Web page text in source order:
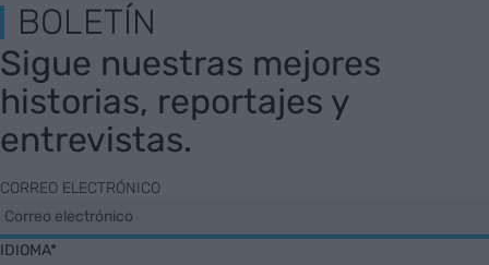
BOLETÍN
Sigue nuestras mejores
historias, reportajes y
entrevistas.
CORREO ELECTRÓNICO
IDIOMA*